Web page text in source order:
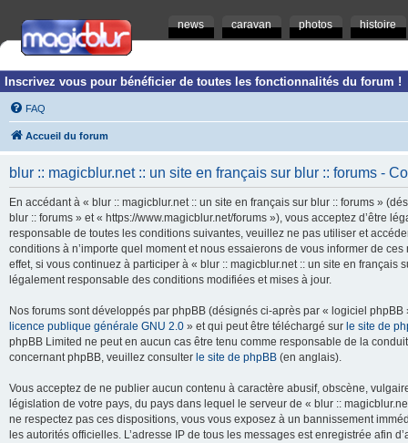
news caravan photos histoire
Inscrivez vous pour bénéficier de toutes les fonctionnalités du forum !
FAQ
Accueil du forum
blur :: magicblur.net :: un site en français sur blur :: forums -
En accédant à « blur :: magicblur.net :: un site en français sur blur :: forums »
blur :: forums » et « https://www.magicblur.net/forums »), vous acceptez d’être
responsable de toutes les conditions suivantes, veuillez ne pas utiliser et
conditions à n’importe quel moment et nous essaierons de vous informer de
effet, si vous continuez à participer à « blur :: magicblur.net :: un site en
légalement responsable des conditions modifiées et mises à jour.
Nos forums sont développés par phpBB (désignés ci-après par « logiciel
licence publique générale GNU 2.0 » et qui peut être téléchargé sur le site de
phpBB Limited ne peut en aucun cas être tenu comme responsable de la
concernant phpBB, veuillez consulter le site de phpBB (en anglais).
Vous acceptez de ne publier aucun contenu à caractère abusif, obscène,
législation de votre pays, du pays dans lequel le serveur de « blur ::
ne respectez pas ces dispositions, vous vous exposez à un bannissement
les autorités officielles. L’adresse IP de tous les messages est enregistrée afin